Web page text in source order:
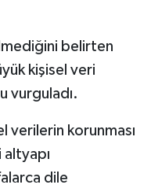
belirten
kişisel veri
vurguladı.
verilerin korunması
dile